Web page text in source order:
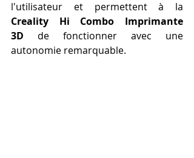
Creality Hi Combo Imprimante
3D de fonctionner avec une
autonomie remarquable.